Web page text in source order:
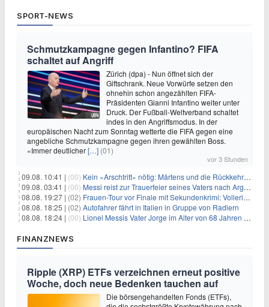
SPORT-NEWS
Schmutzkampagne gegen Infantino? FIFA
schaltet auf Angriff
Zürich (dpa) - Nun öffnet sich der
Giftschrank. Neue Vorwürfe setzen den
ohnehin schon angezählten FIFA-
Präsidenten Gianni Infantino weiter unter
Druck. Der Fußball-Weltverband schaltet
indes in den Angriffsmodus. In der
europäischen Nacht zum Sonntag wetterte die FIFA gegen eine
angebliche Schmutzkampagne gegen ihren gewählten Boss.
«Immer deutlicher[…] (01)
vor 3 Stunden
09.08. 10:41 | (00) Kein «Arschtritt» nötig: Märtens und die Rückkehr nach Paris
09.08. 03:41 | (00) Messi reist zur Trauerfeier seines Vaters nach Argentinien
08.08. 19:27 | (02) Frauen-Tour vor Finale mit Sekundenkrimi: Vollering in Gelb
08.08. 18:25 | (02) Autofahrer fährt in Italien in Gruppe von Radlern
08.08. 18:24 | (00) Lionel Messis Vater Jorge im Alter von 68 Jahren gestorben
FINANZNEWS
Ripple (XRP) ETFs verzeichnen erneut positive
Woche, doch neue Bedenken tauchen auf
Die börsengehandelten Fonds (ETFs),